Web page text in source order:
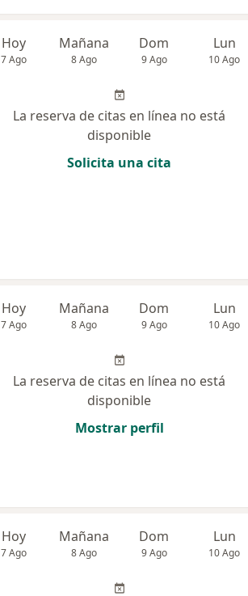
Hoy
7 Ago
Mañana
8 Ago
Dom
9 Ago
Lun
10 Ago
La reserva de citas en línea no está
disponible
Solicita una cita
Hoy
7 Ago
Mañana
8 Ago
Dom
9 Ago
Lun
10 Ago
La reserva de citas en línea no está
disponible
Mostrar perfil
Hoy
7 Ago
Mañana
8 Ago
Dom
9 Ago
Lun
10 Ago